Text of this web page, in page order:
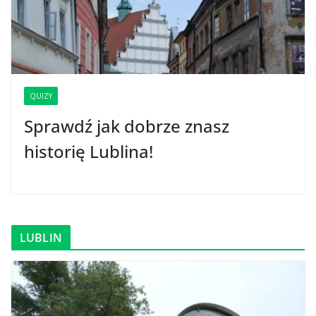
QUIZY
Sprawdź jak dobrze znasz
historię Lublina!
LUBLIN